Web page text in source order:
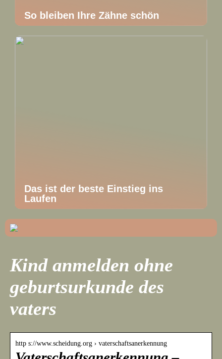
So bleiben Ihre Zähne schön
Das ist der beste Einstieg ins
Laufen
Kind anmelden ohne
geburtsurkunde des
vaters
http s://www.scheidung.org › vaterschaftsanerkennung